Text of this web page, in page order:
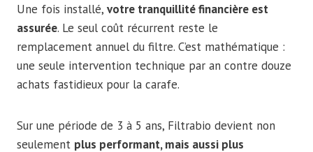
Une fois installé, votre tranquillité financière est
assurée. Le seul coût récurrent reste le
remplacement annuel du filtre. C’est mathématique :
une seule intervention technique par an contre douze
achats fastidieux pour la carafe.
Sur une période de 3 à 5 ans, Filtrabio devient non
seulement plus performant, mais aussi plus